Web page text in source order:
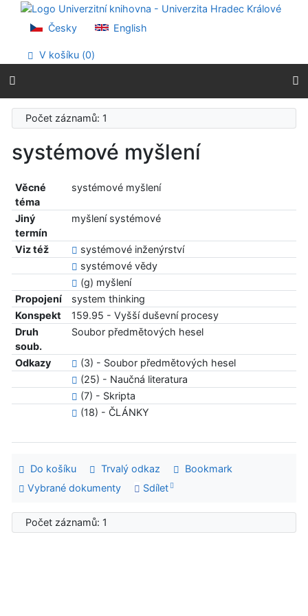
Přejít na obsah
Přejít na menu
Prohlášení o webové přístupnosti
Česky English
V košíku (0)
Počet záznamů: 1
systémové myšlení
Věcné
téma
systémové myšlení
Jiný
termín
myšlení systémové
Viz též
systémové inženýrství
systémové vědy
(g) myšlení
Propojení
system thinking
Konspekt
159.95 - Vyšší duševní procesy
Druh
soub.
Soubor předmětových hesel
Odkazy
(3) - Soubor předmětových hesel
(25) - Naučná literatura
(7) - Skripta
(18) - ČLÁNKY
Do košíku Trvalý odkaz
Bookmark
Vybrané dokumenty
Sdílet
Počet záznamů: 1